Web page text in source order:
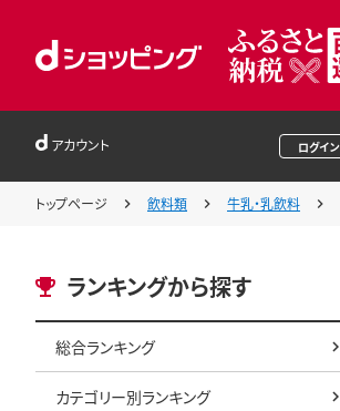
アカウント ログイン
トップページ 飲料類 牛乳・乳飲料
ランキングから探す
総合ランキング
カテゴリー別ランキング